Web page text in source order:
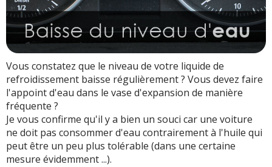
Vous constatez que le niveau de votre liquide de
refroidissement baisse régulièrement ? Vous devez faire
l'appoint d'eau dans le vase d'expansion de manière
fréquente ?
Je vous confirme qu'il y a bien un souci car une voiture
ne doit pas consommer d'eau contrairement à l'huile qui
peut être un peu plus tolérable (dans une certaine
mesure évidemment ...).